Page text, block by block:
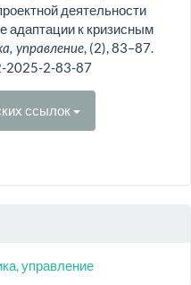
деятельности
адаптации к кризисным
управление , (2), 83–87.
2025-2-83-87
ссылок
управление